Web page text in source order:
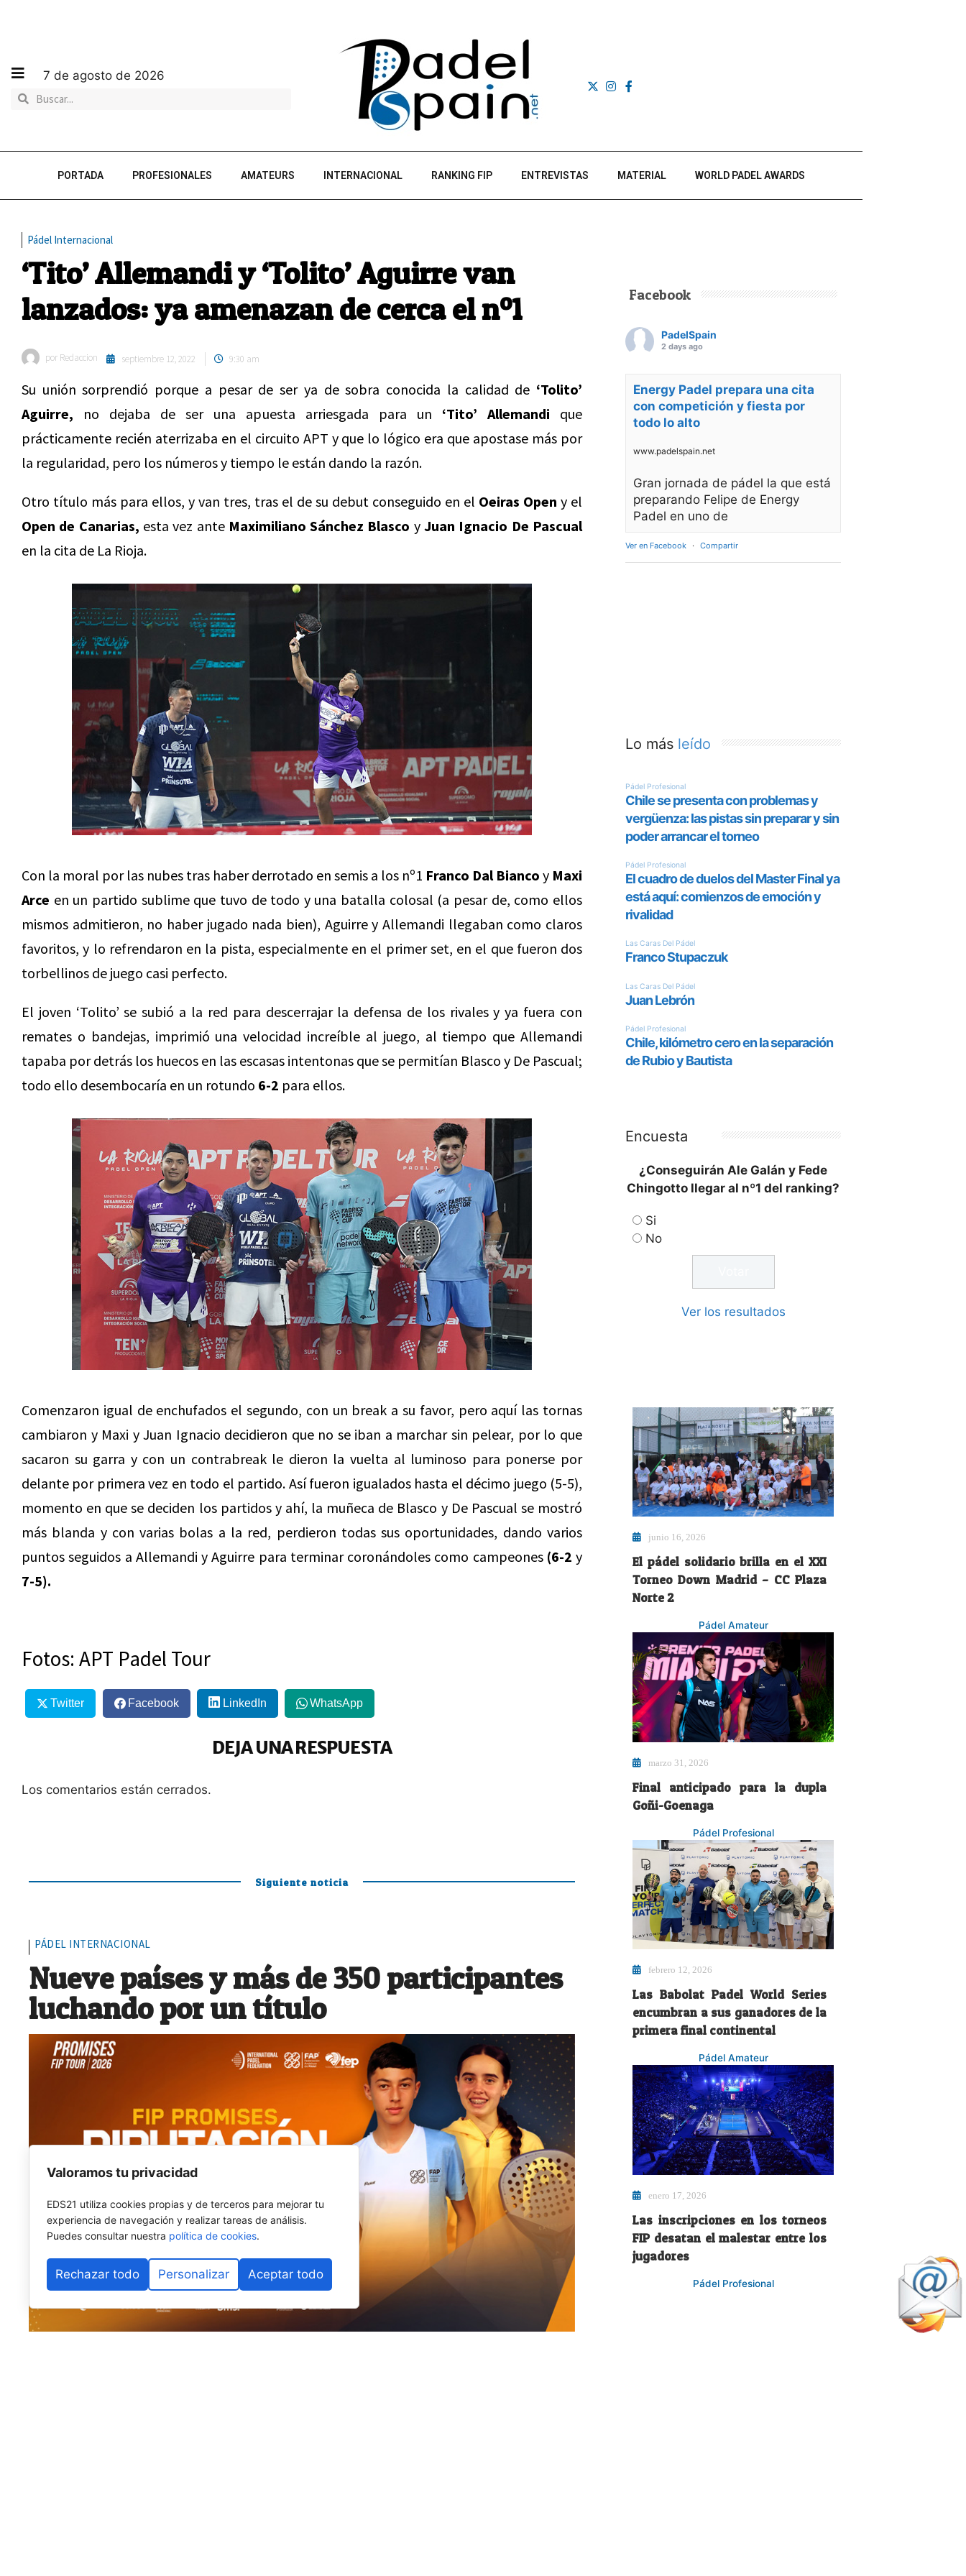
7 de agosto de 2026
PORTADA PROFESIONALES AMATEURS INTERNACIONAL RANKING FIP ENTREVISTAS MATERIAL WORLD PADEL AWARDS
Pádel Internacional
‘Tito’ Allemandi y ‘Tolito’ Aguirre van
lanzados: ya amenazan de cerca el nº1
por Redaccion septiembre 12, 2022 9:30 am
Su unión sorprendió porque a pesar de ser ya de sobra conocida la calidad de ‘Tolito’
Aguirre, no dejaba de ser una apuesta arriesgada para un ‘Tito’ Allemandi que
prácticamente recién aterrizaba en el circuito APT y que lo lógico era que apostase más por
la regularidad, pero los números y tiempo le están dando la razón.
Otro título más para ellos, y van tres, tras el de su debut conseguido en el Oeiras Open y el
Open de Canarias, esta vez ante Maximiliano Sánchez Blasco yJuan Ignacio De Pascual
en la cita de La Rioja.
Con la moral por las nubes tras haber derrotado en semis a los nº1 Franco Dal Bianco y Maxi
Arce en un partido sublime que tuvo de todo y una batalla colosal (a pesar de, como ellos
mismos admitieron, no haber jugado nada bien), Aguirre y Allemandi llegaban como claros
favoritos, y lo refrendaron en la pista, especialmente en el primer set, en el que fueron dos
torbellinos de juego casi perfecto.
El joven ‘Tolito’ se subió a la red para descerrajar la defensa de los rivales y ya fuera con
remates o bandejas, imprimió una velocidad increíble al juego, al tiempo que Allemandi
tapaba por detrás los huecos en las escasas intentonas que se permitían Blasco y De Pascual;
todo ello desembocaría en un rotundo 6-2 para ellos.
Comenzaron igual de enchufados el segundo, con un break a su favor, pero aquí las tornas
cambiaron y Maxi y Juan Ignacio decidieron que no se iban a marchar sin pelear, por lo que
sacaron su garra y con un contrabreak le dieron la vuelta al luminoso para ponerse por
delante por primera vez en todo el partido. Así fueron igualados hasta el décimo juego (5-5),
momento en que se deciden los partidos y ahí, la muñeca de Blasco y De Pascual se mostró
más blanda y con varias bolas a la red, perdieron todas sus oportunidades, dando varios
puntos seguidos a Allemandi y Aguirre para terminar coronándoles como campeones (6-2 y
7-5).
Fotos: APT Padel Tour
Twitter Facebook LinkedIn WhatsApp
DEJA UNA RESPUESTA
Los comentarios están cerrados.
Siguiente noticia
PÁDEL INTERNACIONAL
Nueve países y más de 350 participantes
luchando por un título
Facebook
PadelSpain
2 days ago
Energy Padel prepara una cita
con competición y fiesta por
todo lo alto
www.padelspain.net
Gran jornada de pádel la que está
preparando Felipe de Energy
Padel en uno de
Ver en Facebook · Compartir
Lo más leído
Encuesta
¿Conseguirán Ale Galán y Fede
Chingotto llegar al nº1 del ranking?
Si
No
Ver los resultados
junio 16, 2026
El pádel solidario brilla en el XXI
Torneo Down Madrid – CC Plaza
Norte 2
Pádel Amateur
marzo 31, 2026
Final anticipado para la dupla
Goñi-Goenaga
Pádel Profesional
febrero 12, 2026
Las Babolat Padel World Series
encumbran a sus ganadores de la
primera final continental
Pádel Amateur
enero 17, 2026
Las inscripciones en los torneos
FIP desatan el malestar entre los
jugadores
Pádel Profesional
Valoramos tu privacidad
EDS21 utiliza cookies propias y de terceros para mejorar tu
experiencia de navegación y realizar tareas de análisis.
Puedes consultar nuestra política de cookies.
Rechazar todo Personalizar Aceptar todo